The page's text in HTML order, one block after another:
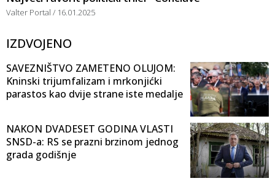
Valter Portal 16.01.2025
IZDVOJENO
SAVEZNIŠTVO ZAMETENO OLUJOM:
Kninski trijumfalizam i mrkonjićki
parastos kao dvije strane iste medalje
NAKON DVADESET GODINA VLASTI
SNSD-a: RS se prazni brzinom jednog
grada godišnje